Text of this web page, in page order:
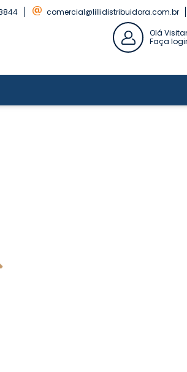
comercial@lillidistribuidora.com.br
Olá
Faça